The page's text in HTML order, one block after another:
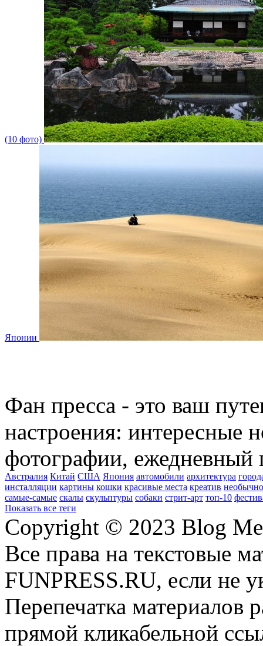
(10 фото)
Японии
Фан пресса - это ваш
настроения: интересные
фотографии, ежедневный
Австралия Китай США Япония автомобили архитектура
инсталляции картины кошки красивые места креатив
самые-самые скалы скульптуры собаки стрит-арт топ-10
Показать все теги
Copyright © 2023 Blog
Все права на текстовые
FUNPRESS.RU, если не
Перепечатка материалов
прямой кликабельной